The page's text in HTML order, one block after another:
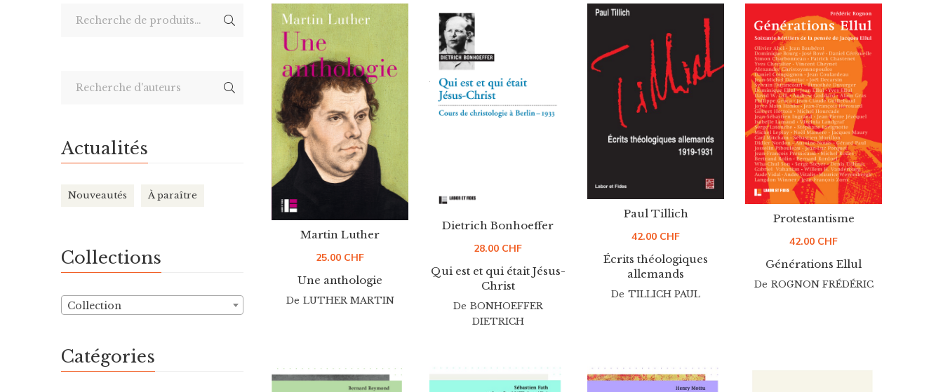
Une anthologie
Martin Luther
25.00 CHF
De LUTHER MARTIN
Qui est et qui était Jésus-
Christ
Dietrich Bonhoeffer
28.00 CHF
De BONHOEFFER
DIETRICH
Écrits théologiques
allemands
Paul Tillich
42.00 CHF
De TILLICH PAUL
Générations Ellul
Protestantisme
42.00 CHF
De ROGNON FRÉDÉRIC
Actualités
Nouveautés À paraître
Collections
Collection
Catégories